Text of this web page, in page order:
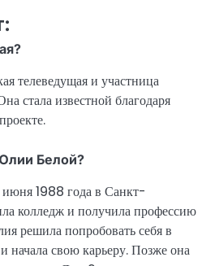
телеведущая и участница
стала известной благодаря
Белой?
1988 года в Санкт-
колледж и получила профессию
решила попробовать себя в
начала свою карьеру. Позже она